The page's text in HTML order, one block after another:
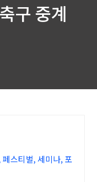
구 중계
스티벌, 세미나, 포